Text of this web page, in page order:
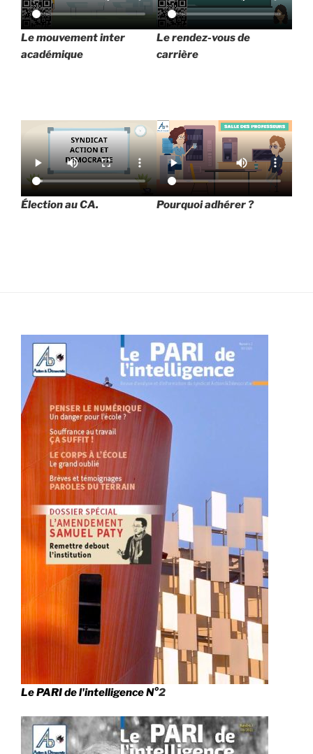
Le mouvement inter
académique
Le rendez-vous de
carrière
Élection au CA. Pourquoi adhérer ?
Le PARI de l'intelligence N°2